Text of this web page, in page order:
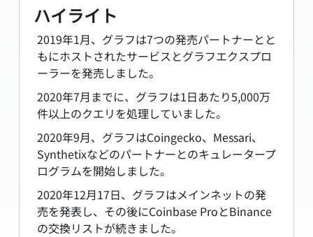
ハイライト
2019年1月、グラフは7つの発売パートナーとと
もにホストされたサービスとグラフエクスプロ
ーラーを発売しました。
2020年7月までに、グラフは1日あたり5,000万
件以上のクエリを処理していました。
2020年9月、グラフはCoingecko、Messari、
Synthetixなどのパートナーとのキュレータープ
ログラムを開始しました。
2020年12月17日、グラフはメインネットの発
売を発表し、その後にCoinbase ProとBinance
の交換リストが続きました。